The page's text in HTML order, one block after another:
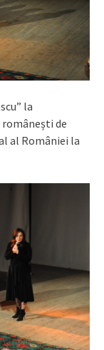
la
de
al României la